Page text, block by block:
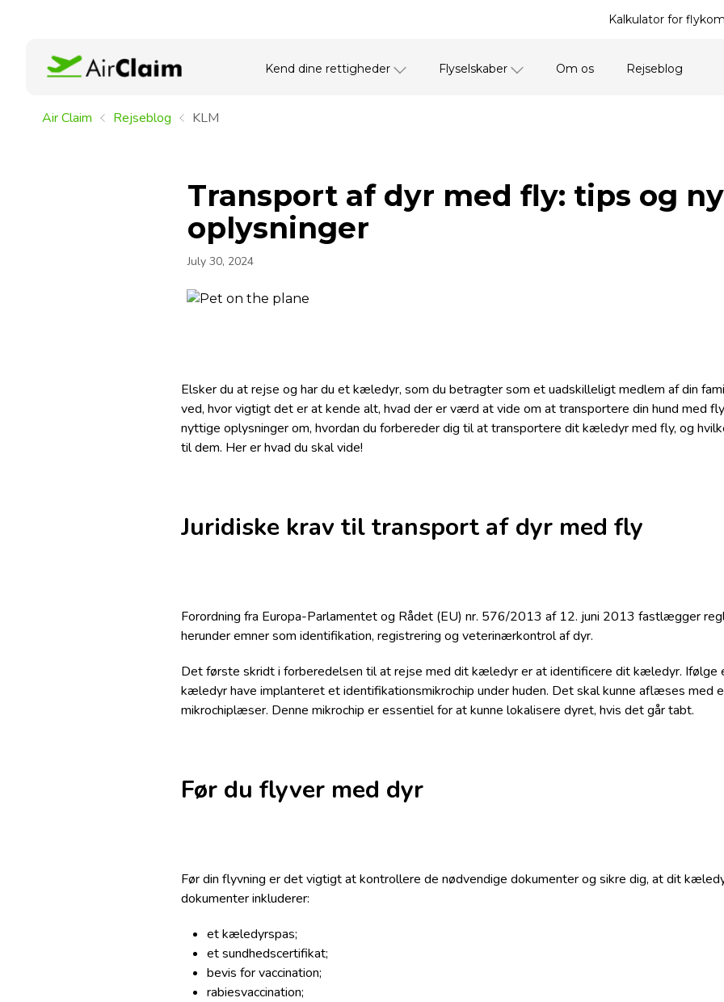
Kalkulator for
Kend dine rettigheder Flyselskaber Om os Rejseblog
Air Claim Rejseblog KLM
Transport af dyr med fly: tips og
oplysninger
July 30, 2024
Elsker du at rejse og har du et kæledyr, som du betragter som et uadskilleligt medlem af din
ved, hvor vigtigt det er at kende alt, hvad der er værd at vide om at transportere din hund med
nyttige oplysninger om, hvordan du forbereder dig til at transportere dit kæledyr med fly, og
til dem. Her er hvad du skal vide!
Juridiske krav til transport af dyr med fly
Forordning fra Europa-Parlamentet og Rådet (EU) nr. 576/2013 af 12. juni 2013 fastlægger
herunder emner som identifikation, registrering og veterinærkontrol af dyr.
Det første skridt i forberedelsen til at rejse med dit kæledyr er at identificere dit kæledyr. Ifølge
kæledyr have implanteret et identifikationsmikrochip under huden. Det skal kunne aflæses med
mikrochiplæser. Denne mikrochip er essentiel for at kunne lokalisere dyret, hvis det går tabt.
Før du flyver med dyr
Før din flyvning er det vigtigt at kontrollere de nødvendige dokumenter og sikre dig, at dit
dokumenter inkluderer:
et kæledyrspas;
et sundhedscertifikat;
bevis for vaccination;
rabiesvaccination;